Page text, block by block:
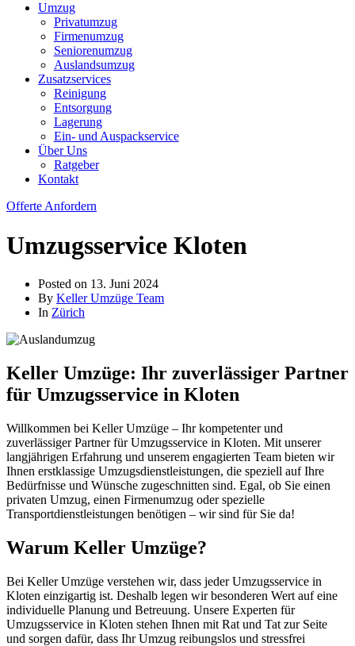
Umzug
Privatumzug
Firmenumzug
Seniorenumzug
Auslandsumzug
Zusatzservices
Reinigung
Entsorgung
Lagerung
Ein- und Auspackservice
Über Uns
Ratgeber
Kontakt
Offerte Anfordern
Umzugsservice Kloten
Posted on 13. Juni 2024
By Keller Umzüge Team
In Zürich
Keller Umzüge: Ihr zuverlässiger Partner
für Umzugsservice in Kloten
Willkommen bei Keller Umzüge – Ihr kompetenter und
zuverlässiger Partner für Umzugsservice in Kloten. Mit unserer
langjährigen Erfahrung und unserem engagierten Team bieten wir
Ihnen erstklassige Umzugsdienstleistungen, die speziell auf Ihre
Bedürfnisse und Wünsche zugeschnitten sind. Egal, ob Sie einen
privaten Umzug, einen Firmenumzug oder spezielle
Transportdienstleistungen benötigen – wir sind für Sie da!
Warum Keller Umzüge?
Bei Keller Umzüge verstehen wir, dass jeder Umzugsservice in
Kloten einzigartig ist. Deshalb legen wir besonderen Wert auf eine
individuelle Planung und Betreuung. Unsere Experten für
Umzugsservice in Kloten stehen Ihnen mit Rat und Tat zur Seite
und sorgen dafür, dass Ihr Umzug reibungslos und stressfrei